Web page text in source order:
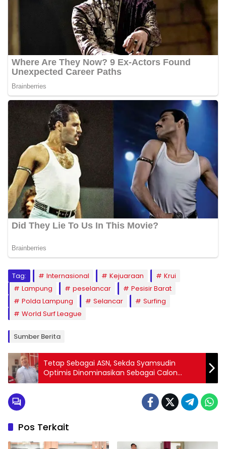
Tag: Internasional Kejuaraan
Krui
Lampung
peselancar
Pesisir Barat
Polda Lampung
Selancar
Surfing
World Surf League
Sumber Berita
Tetap Sebagai ASN, Sekda Syamsudin
Optimis Dinominasikan Sebagai Calon
Bupati Mesuji oleh PDIP
Pos Terkait